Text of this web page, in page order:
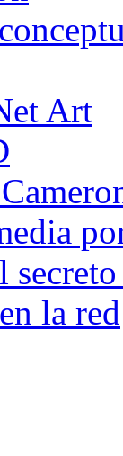
Art
la red